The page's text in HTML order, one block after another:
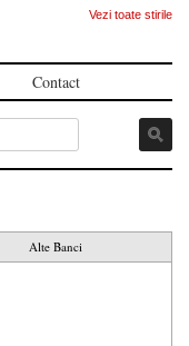
Vezi toate stirile
Contact
Alte Banci